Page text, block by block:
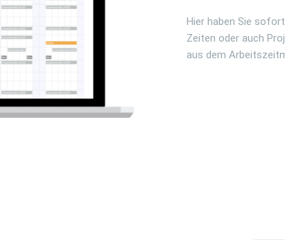
Hier haben Sie
Zeiten oder auch
aus dem